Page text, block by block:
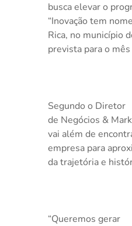
busca elevar o
“Inovação tem
Rica, no município
prevista para o
Segundo o Diretor
de Negócios &
vai além de
empresa para
da trajetória e
“Queremos gerar